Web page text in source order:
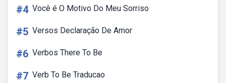
#4 Você é O Motivo Do Meu Sorriso
#5 Versos Declaração De Amor
#6 Verbos There To Be
#7 Verb To Be Traducao